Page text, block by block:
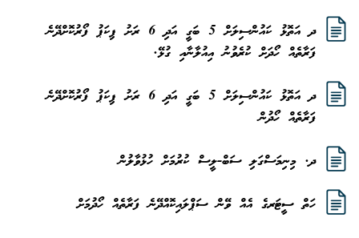
ދ އަތޮޅު ކައުންސިލަށް 5 ބަގީ އަދި 6 ރަށު ޕިކަޕު ފޯރުކޮށްދޭނެ
ފަރާތެއް ހޯދަށް ކުރެވުނު އިއުލާނާއި ގުޅޭ.
ދ އަތޮޅު ކައުންސިލަށް 5 ބަގީ އަދި 6 ރަށު ޕިކަޕު ފޯރުކޮށްދޭނެ
ފަރާތެއް ހޯދުން
ދ. މިނިމަސްގަލި ސަބް-ލީސް ކުރުމަށް ހުޅުވާލުން
ހަތް ސީޓަރގެ އެއް ވޭން ސަޕްލައިކޮއްދޭނެ ފަރާތެއް ހޯދުމަށް